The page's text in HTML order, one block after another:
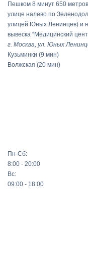
Пешком 8 минут 650
улице налево по
улицей Юных Ленинцев) и
вывеска “Медицинский
г. Москва, ул. Юных
Кузьминки (9 мин)
Волжская (20 мин)
Пн-Сб:
8:00 - 20:00
Вс:
09:00 - 18:00